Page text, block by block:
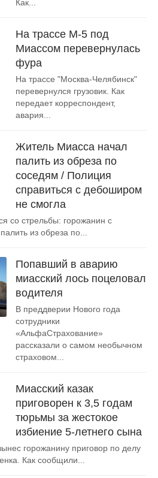
Как...
На трассе М-5 под
Миассом перевернулась
фура
На трассе "Москва-Челябинск"
перевернулся грузовик. Как
передает корреспондент,
авария...
Житель Миасса начал
палить из обреза по
соседям / Полиция
справиться с дебоширом
не смогла
со стрельбы: горожанин с
из обреза по...
Попавший в аварию
миасский лось поцеловал
водителя
В преддверии Нового года
сотрудники
«АльфаСтрахование»
рассказали о самом необычном
страховом...
Миасский казак
приговорен к 3,5 годам
тюрьмы за жестокое
избиение 5-летнего сына
горожанину приговор по делу
Как сообщили...